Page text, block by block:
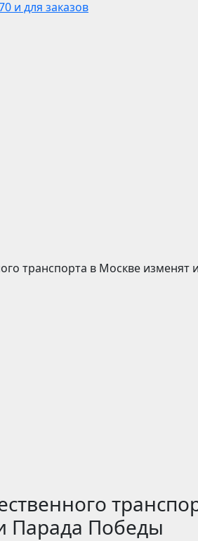
и для заказов
транспорта в Москве изменят
Парада Победы